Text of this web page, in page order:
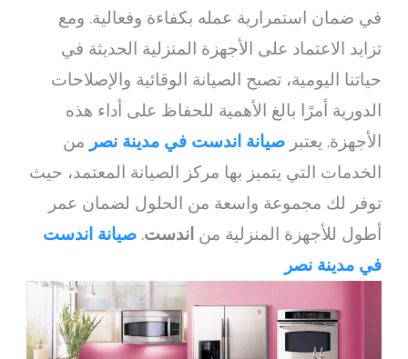
في ضمان استمرارية عمله بكفاءة وفعالية. ومع
تزايد الاعتماد على الأجهزة المنزلية الحديثة في
حياتنا اليومية، تصبح الصيانة الوقائية والإصلاحات
الدورية أمرًا بالغ الأهمية للحفاظ على أداء هذه
الأجهزة. يعتبرصيانة اندست في مدينة نصر من
الخدمات التي يتميز بها مركز الصيانة المعتمد، حيث
توفر لك مجموعة واسعة من الحلول لضمان عمر
أطول للأجهزة المنزلية مناندست.صيانة اندست
في مدينة نصر